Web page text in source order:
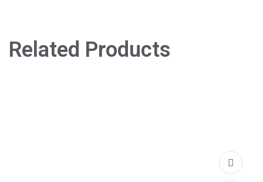
Related Products